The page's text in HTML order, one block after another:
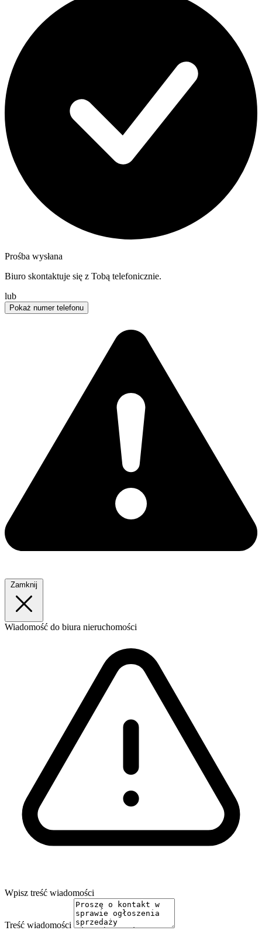
Prośba wysłana
Biuro skontaktuje się z Tobą telefonicznie.
lub
Pokaż numer telefonu
Zamknij
Wiadomość do biura nieruchomości
Wpisz treść wiadomości
Treść wiadomości